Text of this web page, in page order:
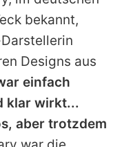
bekannt,
Designs aus
einfach
klar wirkt...
aber trotzdem